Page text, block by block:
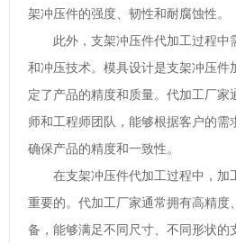
架冲压件的强度、韧性和耐腐蚀性。
此外，支架冲压件代加工过程中
和冲压技术。模具设计是支架冲压件
定了产品的精度和质量。代加工厂家
师和工程师团队，能够根据客户的需
确保产品的精度和一致性。
在支架冲压件代加工过程中，加
重要的。代加工厂家通常拥有高精度
备，能够满足不同尺寸、不同形状的